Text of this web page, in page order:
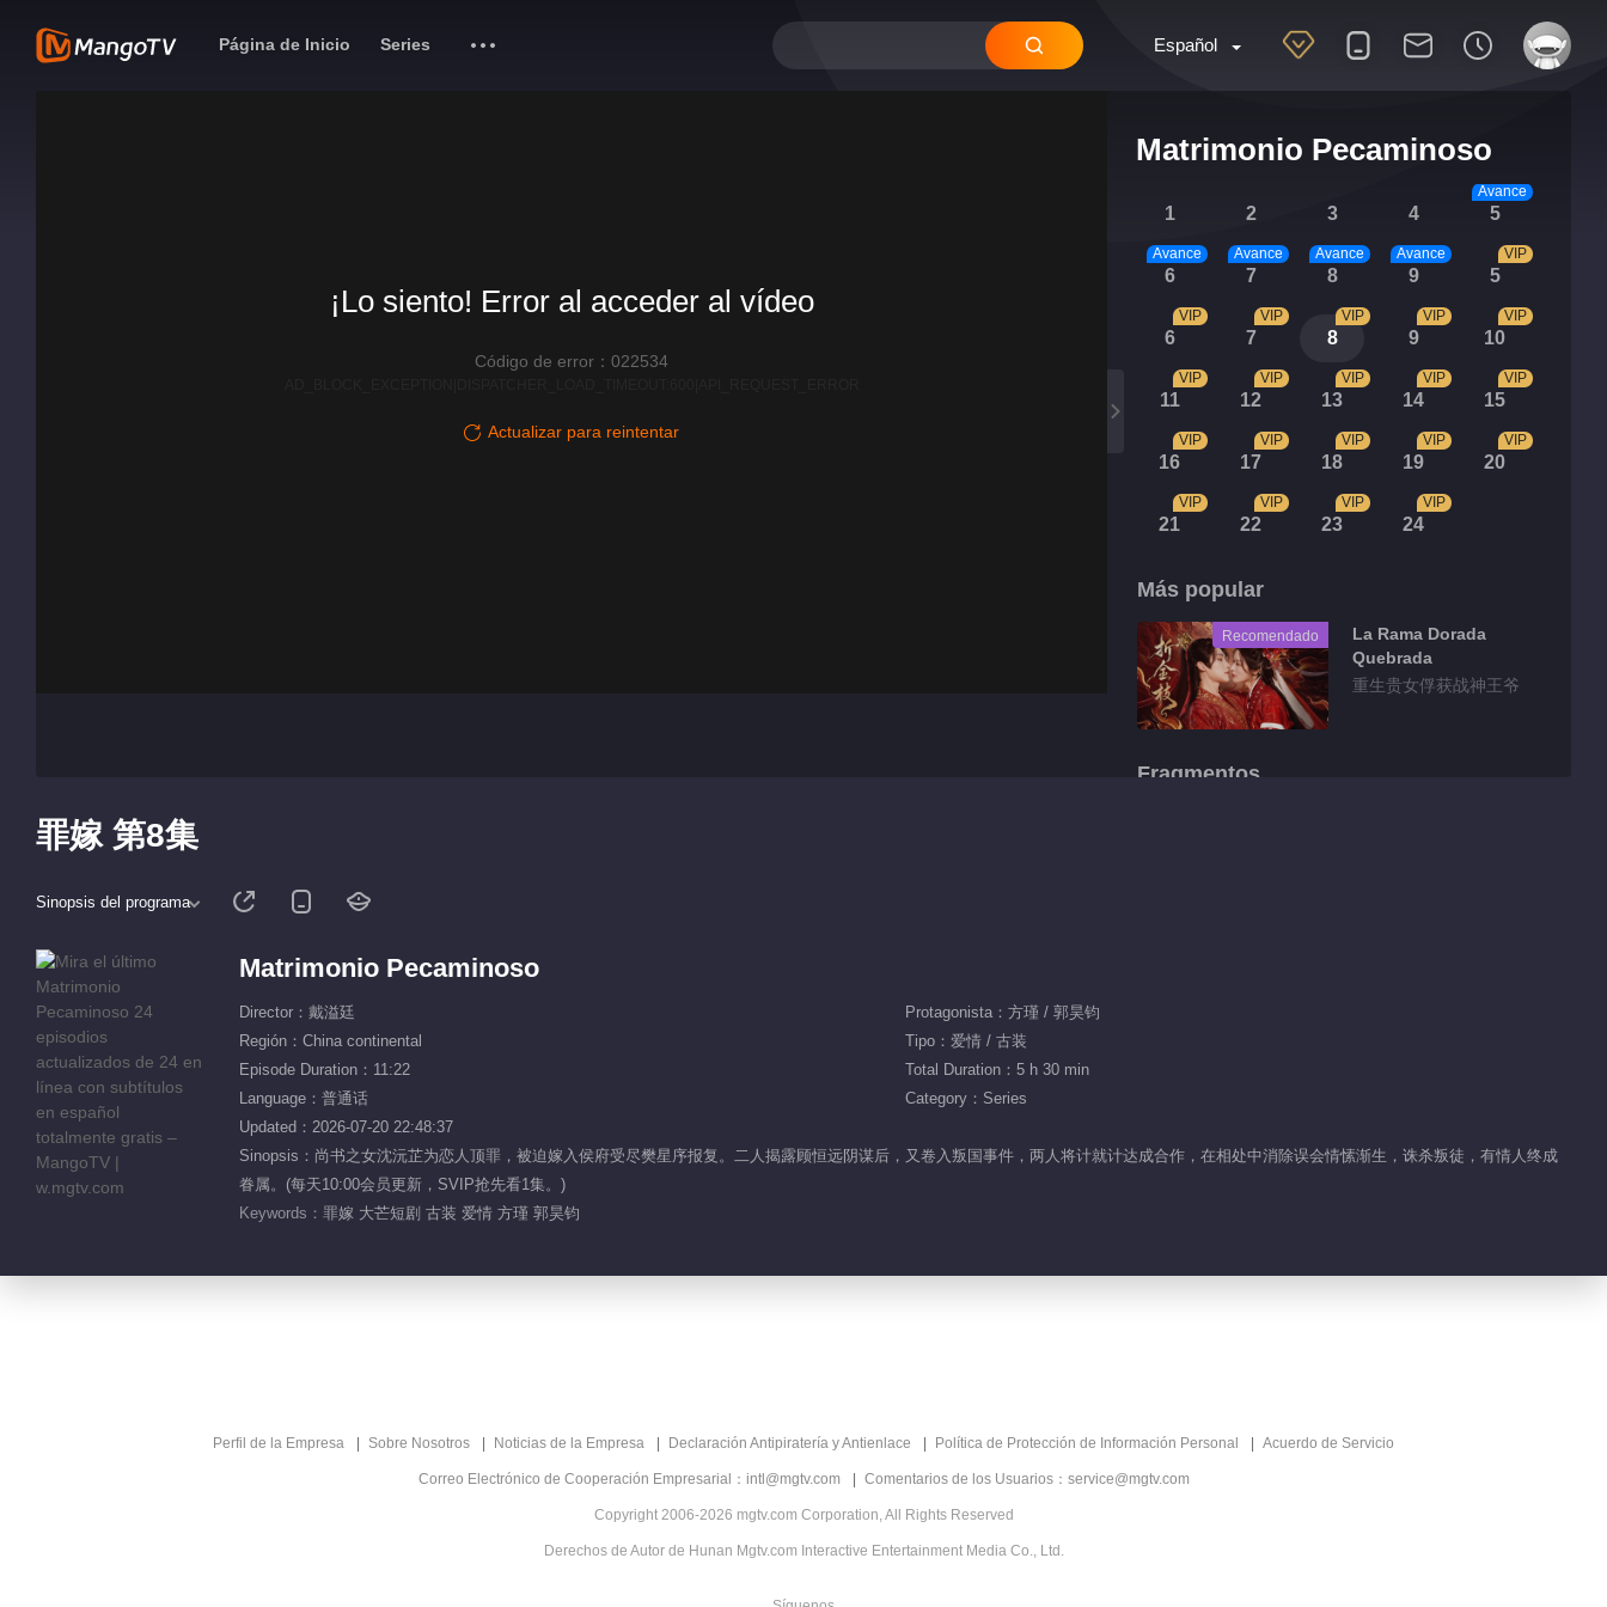
Español
Página de Inicio Series
Matrimonio Pecaminoso
1 2 3 4 5
Avance
6
Avance
7
Avance
8
Avance
9
Avance
5
VIP
6
VIP
7
VIP
8
VIP
9
VIP
10
VIP
11
VIP
12
VIP
13
VIP
14
VIP
15
VIP
16
VIP
17
VIP
18
VIP
19
VIP
20
VIP
21
VIP
22
VIP
23
VIP
24
VIP
Más popular
Recomendado
La Rama Dorada
Quebrada
重生贵女俘获战神王爷
Fragmentos
00:20
Pecaminoso
Pecaminoso
Detrás de cámaras
¡Lo siento! Error al acceder al vídeo
Código de error：022534
Actualizar para reintentar
罪嫁 第8集
Sinopsis del programa
Matrimonio Pecaminoso
Director：戴溢廷
Protagonista：方瑾 / 郭昊钧
Región：China continental
Tipo：爱情 / 古装
Episode Duration：11:22
Total Duration：5 h 30 min
Language：普通话
Category：Series
Updated：2026-07-20 22:48:37
Sinopsis：尚书之女沈沅芷为恋人顶罪，被迫嫁入侯府受尽樊星序报复。二人揭露顾恒远阴谋后，又卷入叛国事件，两人将计就计达成合作，在相处中消除误会情愫渐生，诛杀叛徒，有情人终成
眷属。(每天10:00会员更新，SVIP抢先看1集。)
Keywords： 罪嫁 大芒短剧 古装 爱情 方瑾 郭昊钧
Perfil de la Empresa Sobre Nosotros Noticias de la Empresa Declaración Antipiratería y Antienlace Política de Protección de Información Personal Acuerdo de Servicio
Correo Electrónico de Cooperación Empresarial：intl@mgtv.com Comentarios de los Usuarios：service@mgtv.com
Copyright 2006-2026 mgtv.com Corporation, All Rights Reserved
Derechos de Autor de Hunan Mgtv.com Interactive Entertainment Media Co., Ltd.